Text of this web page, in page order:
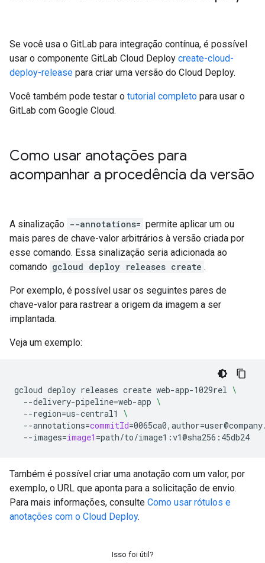
Se você usa o GitLab para integração contínua, é possível
usar o componente GitLab Cloud Deploy create-cloud-
deploy-release para criar uma versão do Cloud Deploy.
Você também pode testar o tutorial completo para usar o
GitLab com Google Cloud.
Como usar anotações para
acompanhar a procedência da versão
A sinalização --annotations= permite aplicar um ou
mais pares de chave-valor arbitrários à versão criada por
esse comando. Essa sinalização seria adicionada ao
comando gcloud deploy releases create .
Por exemplo, é possível usar os seguintes pares de
chave-valor para rastrear a origem da imagem a ser
implantada.
Veja um exemplo:
gcloud deploy releases create web-app-1029rel \
--delivery-pipeline=web-app \
--region=us-central1
\
--annotations=commitId=0065ca0,author=
--images=image1 =
Também é possível criar uma anotação com um valor, por
exemplo, o URL que aponta para a solicitação de envio.
Para mais informações, consulte Como usar rótulos e
anotações com o Cloud Deploy.
Isso foi útil?